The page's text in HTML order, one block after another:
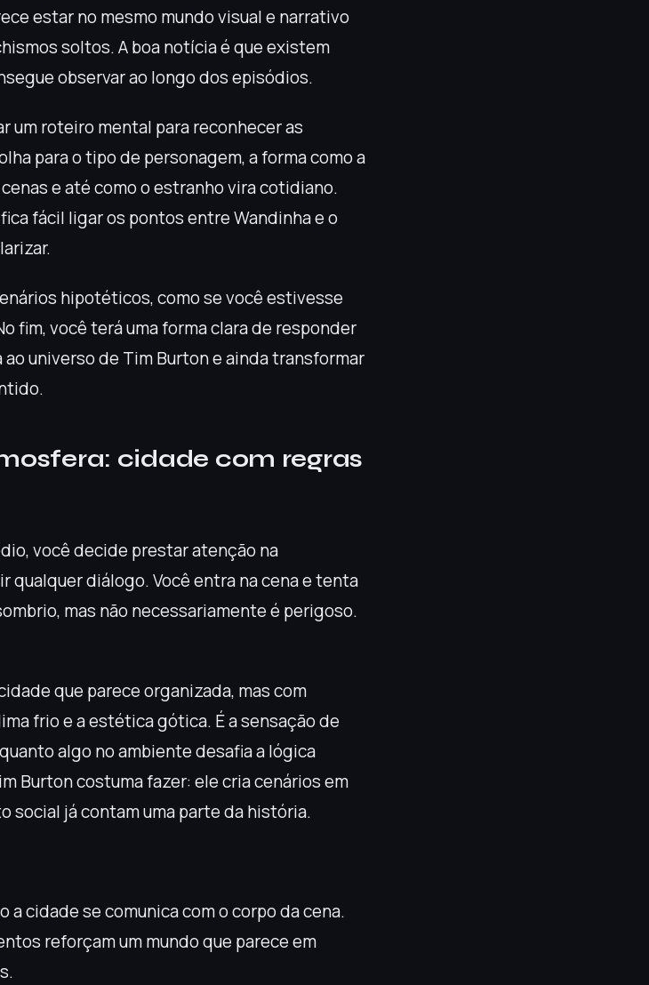
estar no mesmo mundo visual e narrativo
soltos. A boa notícia é que existem
observar ao longo dos episódios.
um roteiro mental para reconhecer as
para o tipo de personagem, a forma como a
e até como o estranho vira cotidiano.
fácil ligar os pontos entre Wandinha e o
hipotéticos, como se você estivesse
fim, você terá uma forma clara de responder
universo de Tim Burton e ainda transformar
cidade com regras
você decide prestar atenção na
qualquer diálogo. Você entra na cena e tenta
mas não necessariamente é perigoso.
que parece organizada, mas com
frio e a estética gótica. É a sensação de
algo no ambiente desafia a lógica
Burton costuma fazer: ele cria cenários em
social já contam uma parte da história.
a cidade se comunica com o corpo da cena.
reforçam um mundo que parece em